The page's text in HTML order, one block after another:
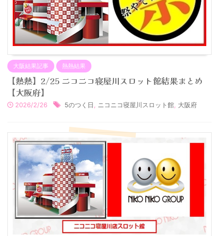
大阪結果記事 熱熱結果
【熱熱】2/25 ニコニコ寝屋川スロット館結果まとめ
【大阪府】
2026/2/26 5のつく日 ニコニコ寝屋川スロット館 大阪府